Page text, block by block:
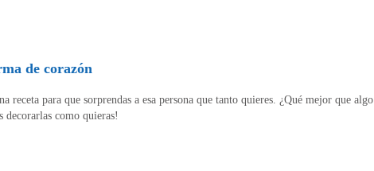
de corazón
receta para que sorprendas a esa persona que tanto quieres. ¿Qué mejor que algo
decorarlas como quieras!